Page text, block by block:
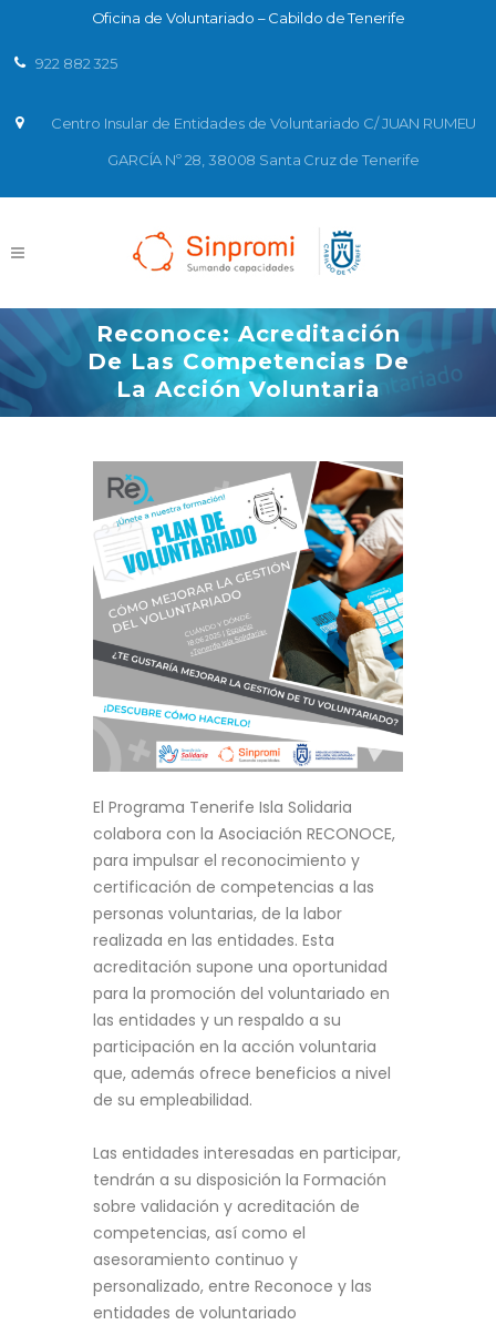
Oficina de Voluntariado – Cabildo de Tenerife
922 882 325
Centro Insular de Entidades de Voluntariado C/ JUAN RUMEU
GARCÍA Nº 28, 38008 Santa Cruz de Tenerife
Reconoce: Acreditación
De Las Competencias De
La Acción Voluntaria
El Programa Tenerife Isla Solidaria
colabora con la Asociación RECONOCE,
para impulsar el reconocimiento y
certificación de competencias a las
personas voluntarias, de la labor
realizada en las entidades. Esta
acreditación supone una oportunidad
para la promoción del voluntariado en
las entidades y un respaldo a su
participación en la acción voluntaria
que, además ofrece beneficios a nivel
de su empleabilidad.
Las entidades interesadas en participar,
tendrán a su disposición la Formación
sobre validación y acreditación de
competencias, así como el
asesoramiento continuo y
personalizado, entre Reconoce y las
entidades de voluntariado